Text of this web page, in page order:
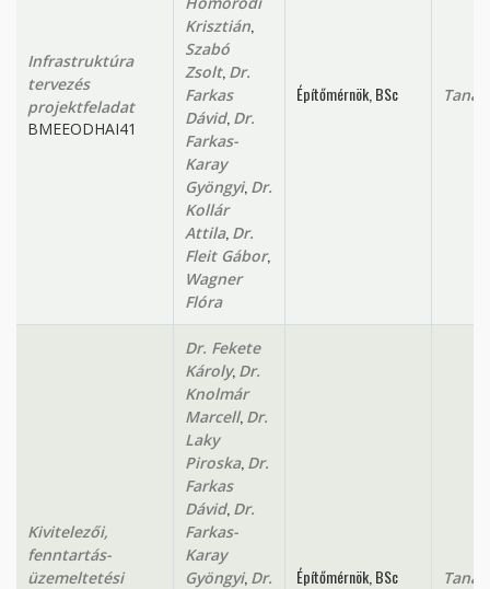
Infrastruktúra
tervezés
projektfeladat
BMEEODHAI41
Krisztián
Szabó
Zsolt, Dr.
Farkas
Dávid, Dr.
Farkas-
Karay
Gyöngyi, Dr.
Kollár
Attila, Dr.
Fleit Gábor,
Wagner
Flóra
Építőmérnök, BSc
Kivitelezői,
fenntartás-
üzemeltetési
Dr. Fekete
Károly, Dr.
Knolmár
Marcell, Dr.
Laky
Piroska, Dr.
Farkas
Dávid, Dr.
Farkas-
Karay
Gyöngyi, Dr.
Építőmérnök, BSc